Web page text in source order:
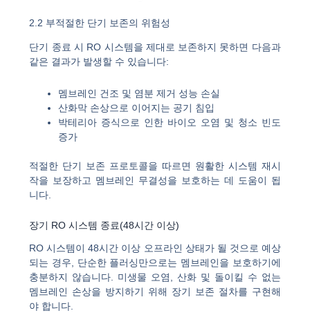
2.2 부적절한 단기 보존의 위험성
단기 종료 시 RO 시스템을 제대로 보존하지 못하면 다음과
같은 결과가 발생할 수 있습니다:
멤브레인 건조 및 염분 제거 성능 손실
산화막 손상으로 이어지는 공기 침입
박테리아 증식으로 인한 바이오 오염 및 청소 빈도
증가
적절한 단기 보존 프로토콜을 따르면 원활한 시스템 재시
작을 보장하고 멤브레인 무결성을 보호하는 데 도움이 됩
니다.
장기 RO 시스템 종료(48시간 이상)
RO 시스템이 48시간 이상 오프라인 상태가 될 것으로 예상
되는 경우, 단순한 플러싱만으로는 멤브레인을 보호하기에
충분하지 않습니다. 미생물 오염, 산화 및 돌이킬 수 없는
멤브레인 손상을 방지하기 위해 장기 보존 절차를 구현해
야 합니다.